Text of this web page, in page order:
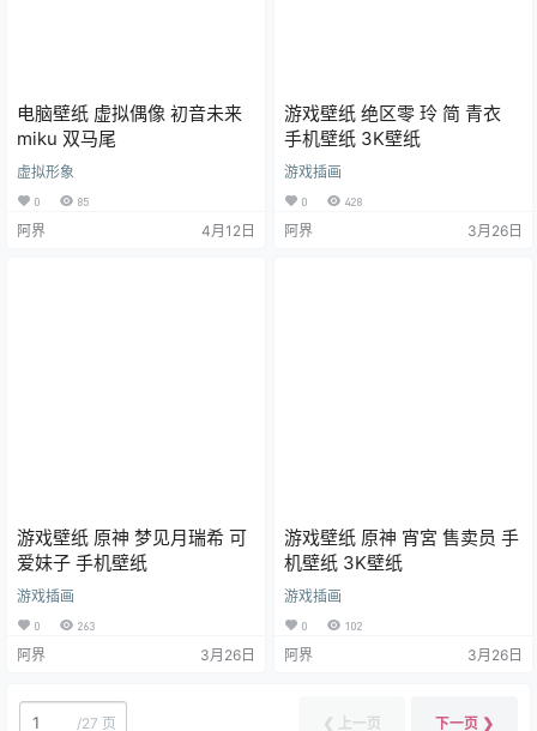
电脑壁纸 虚拟偶像 初音未来
miku 双马尾
虚拟形象
0 85
阿界 4月12日
游戏壁纸 绝区零 玲 简 青衣
手机壁纸 3K壁纸
游戏插画
0 428
阿界 3月26日
游戏壁纸 原神 梦见月瑞希 可
爱妹子 手机壁纸
游戏插画
0 263
阿界 3月26日
游戏壁纸 原神 宵宮 售卖员 手
机壁纸 3K壁纸
游戏插画
0 102
阿界 3月26日
/27 页 ❮ 上一页 下一页 ❯